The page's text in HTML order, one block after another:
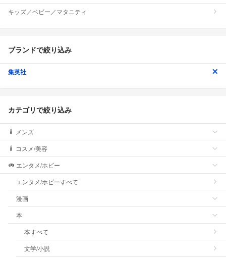
キッズ／ベビー／マタニティ
ブランドで絞り込み
集英社
カテゴリで絞り込み
メンズ
コスメ/美容
エンタメ/ホビー
エンタメ/ホビーすべて
漫画
本
本すべて
文学/小説